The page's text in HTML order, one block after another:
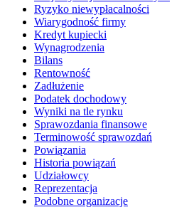
Ryzyko niewypłacalności
Wiarygodność firmy
Kredyt kupiecki
Wynagrodzenia
Bilans
Rentowność
Zadłużenie
Podatek dochodowy
Wyniki na tle rynku
Sprawozdania finansowe
Terminowość sprawozdań
Powiązania
Historia powiązań
Udziałowcy
Reprezentacja
Podobne organizacje